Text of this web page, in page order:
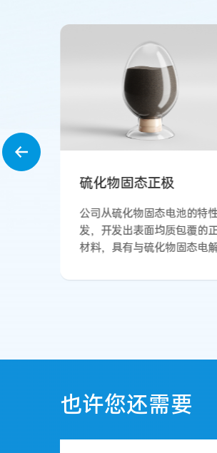
层氧钠电正极产品
Ni含量20-30mol%，比容
140-160mAh/g，压实密
≥3.2g/cm3，具有宽温域
汽车、电动两轮车。
也许您还需要